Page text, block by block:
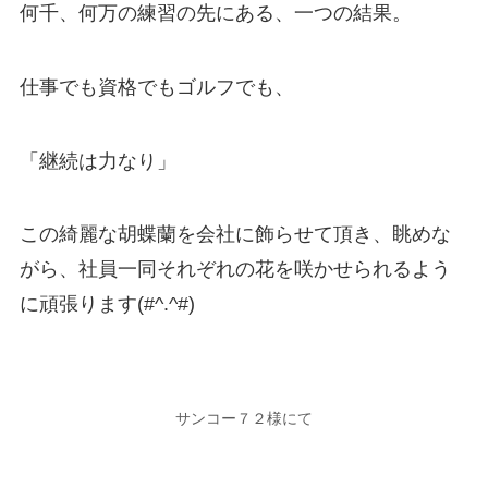
何千、何万の練習の先にある、一つの結果。
仕事でも資格でもゴルフでも、
「継続は力なり」
この綺麗な胡蝶蘭を会社に飾らせて頂き、眺めな
がら、社員一同それぞれの花を咲かせられるよう
に頑張ります(#^.^#)
サンコー７２様にて